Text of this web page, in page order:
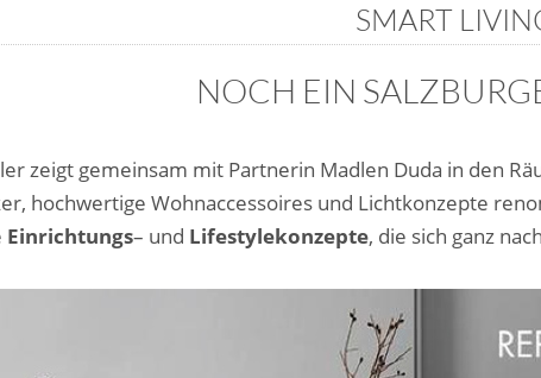
SMART
NOCH EIN
zeigt gemeinsam mit Partnerin Madlen Duda in den
hochwertige Wohnaccessoires und Lichtkonzepte
Einrichtungs– und Lifestylekonzepte, die sich ganz